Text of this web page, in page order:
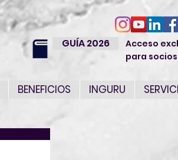
GUÍA 2026
Acceso
para socios
BENEFICIOS INGURU